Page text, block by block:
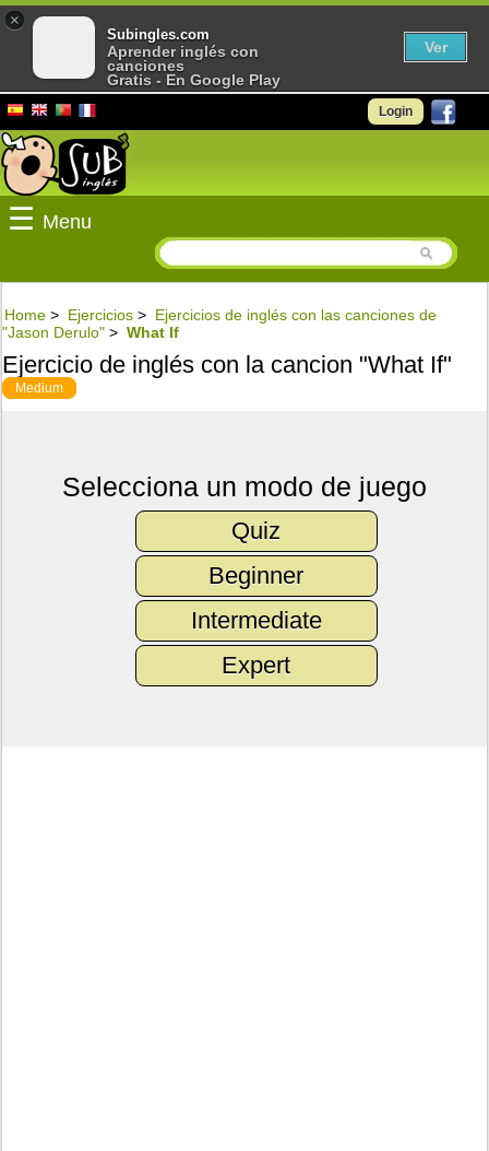
Login
☰ Menu
Home > Ejercicios > Ejercicios de inglés con las canciones de
"Jason Derulo" > What If
Ejercicio de inglés con la cancion "What If"
Medium
Selecciona un modo de juego
Quiz
Beginner
Intermediate
Expert
×
Subingles.com
Aprender inglés con
canciones
Gratis - En Google Play
Ver